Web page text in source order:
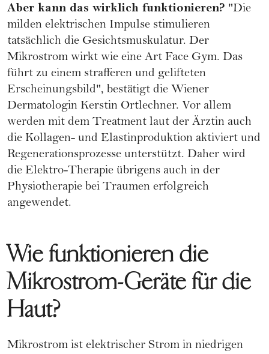
Aber kann das wirklich funktionieren? "Die
milden elektrischen Impulse stimulieren
tatsächlich die Gesichtsmuskulatur. Der
Mikrostrom wirkt wie eine Art Face Gym. Das
führt zu einem strafferen und gelifteten
Erscheinungsbild", bestätigt die Wiener
Dermatologin Kerstin Ortlechner. Vor allem
werden mit dem Treatment laut der Ärztin auch
die Kollagen- und Elastinproduktion aktiviert und
Regenerationsprozesse unterstützt. Daher wird
die Elektro-Therapie übrigens auch in der
Physiotherapie bei Traumen erfolgreich
angewendet.
Wie funktionieren die
Mikrostrom-Geräte für die
Haut?
Mikrostrom ist elektrischer Strom in niedrigen